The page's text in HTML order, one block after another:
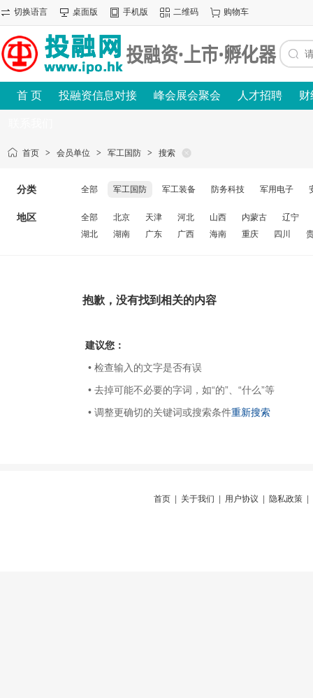
切换语言 桌面版 手机版 二维码 购物车
首 页 投融资信息对接 峰会展会聚会 人才招聘 财
首页 > 会员单位 > 军工国防 > 搜索
分类 全部 军工国防 军工装备 防务科技 军用电子
地区 全部 北京 天津 河北 山西 内蒙古
辽宁
湖北
湖南 广东 广西 海南 重庆 四川
抱歉，没有找到相关的内容
建议您：
• 检查输入的文字是否有误
• 去掉可能不必要的字词，如“的”、“什么”等
• 调整更确切的关键词或搜索条件重新搜索
首页 关于我们 用户协议 隐私政策